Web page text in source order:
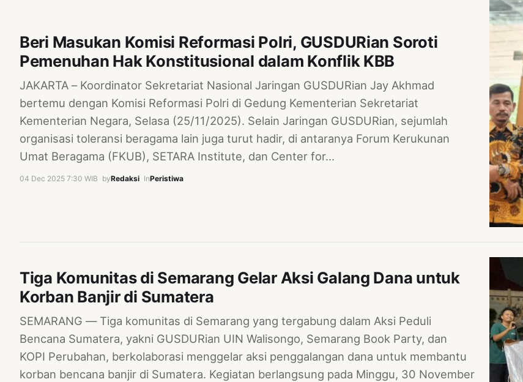
Beri Masukan Komisi Reformasi Polri, GUSDURian Soroti
Pemenuhan Hak Konstitusional dalam Konflik KBB
JAKARTA – Koordinator Sekretariat Nasional Jaringan GUSDURian Jay Akhmad
bertemu dengan Komisi Reformasi Polri di Gedung Kementerian Sekretariat
Kementerian Negara, Selasa (25/11/2025). Selain Jaringan GUSDURian, sejumlah
organisasi toleransi beragama lain juga turut hadir, di antaranya Forum Kerukunan
Umat Beragama (FKUB), SETARA Institute, dan Center for…
04 Dec 2025 7:30 WIB byRedaksi InPeristiwa
Tiga Komunitas di Semarang Gelar Aksi Galang Dana untuk
Korban Banjir di Sumatera
SEMARANG — Tiga komunitas di Semarang yang tergabung dalam Aksi Peduli
Bencana Sumatera, yakni GUSDURian UIN Walisongo, Semarang Book Party, dan
KOPI Perubahan, berkolaborasi menggelar aksi penggalangan dana untuk membantu
korban bencana banjir di Sumatera. Kegiatan berlangsung pada Minggu, 30 November